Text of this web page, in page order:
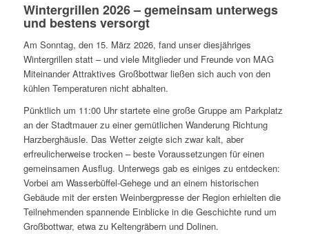
Wintergrillen 2026 – gemeinsam unterwegs
und bestens versorgt
Am Sonntag, den 15. März 2026, fand unser diesjähriges
Wintergrillen statt – und viele Mitglieder und Freunde von MAG
Miteinander Attraktives Großbottwar ließen sich auch von den
kühlen Temperaturen nicht abhalten.
Pünktlich um 11:00 Uhr startete eine große Gruppe am Parkplatz
an der Stadtmauer zu einer gemütlichen Wanderung Richtung
Harzberghäusle. Das Wetter zeigte sich zwar kalt, aber
erfreulicherweise trocken – beste Voraussetzungen für einen
gemeinsamen Ausflug. Unterwegs gab es einiges zu entdecken:
Vorbei am Wasserbüffel-Gehege und an einem historischen
Gebäude mit der ersten Weinbergpresse der Region erhielten die
Teilnehmenden spannende Einblicke in die Geschichte rund um
Großbottwar, etwa zu Keltengräbern und Dolinen.